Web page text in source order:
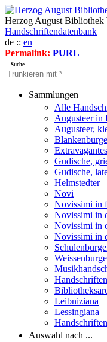
Herzog August Bibliothek
Handschriftendatenbank
de :: en
Permalink: PURL
Suche
Sammlungen
Alle
Augusteer in
Augusteer,
Extravagantes
Gudische,
Gudische,
Helmstedter
Novi
Novissimi in
Novissimi in
Novissimi in
Novissimi in
Leibniziana
Lessingiana
Auswahl nach ...